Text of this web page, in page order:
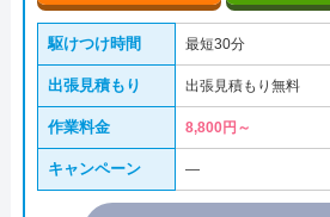
駆けつけ時間 最短30分
出張見積もり 出張見積もり無料
作業料金 8,800円～
キャンペーン ―